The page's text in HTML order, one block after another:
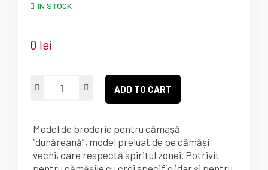
IN STOCK
0 lei
ADD TO CART
Model de broderie pentru cămașă
“dunăreană”, model preluat de pe cămăși
vechi, care respectă spiritul zonei. Potrivit